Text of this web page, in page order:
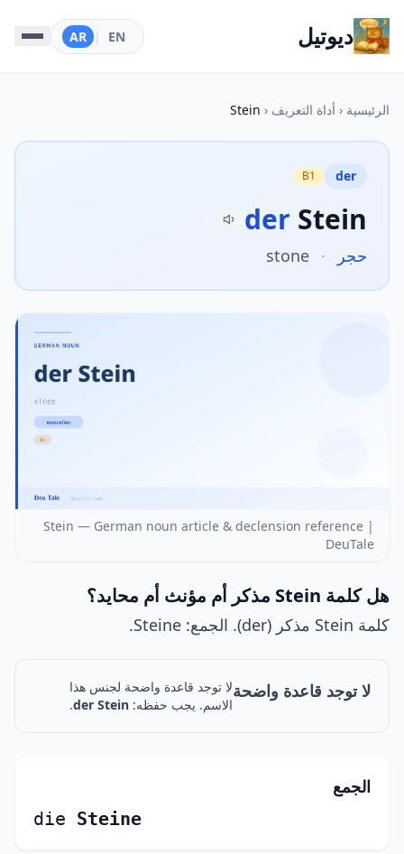
ديوتيل EN
|
AR
الرئيسية ‹ أداة التعريف ‹
Stein
der
B1
der Stein
حجر ·
stone
Stein — German noun article & declension reference |
DeuTale
هل كلمة Stein مذكر أم مؤنث أم محايد؟
كلمة Stein مذكر (der). الجمع: Steine.
لا توجد قاعدة واضحةلا توجد قاعدة واضحة لجنس هذا
الاسم. يجب حفظه: der Stein
.
الجمع
die Steine